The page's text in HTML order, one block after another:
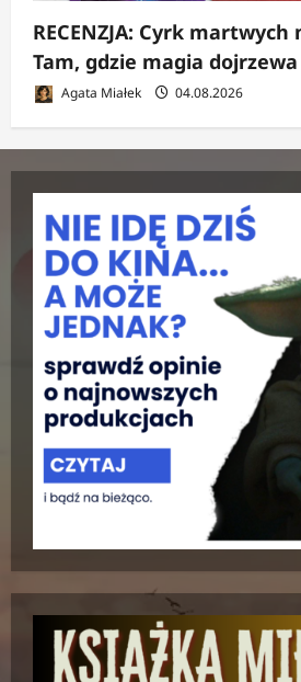
RECENZJA: Cyrk
Tam, gdzie magia dojrzewa
Agata Miałek 04.08.2026